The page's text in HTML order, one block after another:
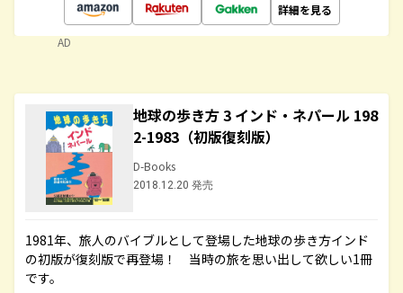
詳細を見る
AD
地球の歩き方 3 インド・ネパール 198
2-1983（初版復刻版）
D-Books
2018.12.20 発売
1981年、旅人のバイブルとして登場した地球の歩き方インド
の初版が復刻版で再登場！ 当時の旅を思い出して欲しい1冊
です。